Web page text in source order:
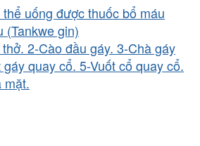
uống được thuốc bổ máu
gin)
2-Cào đầu gáy. 3-Chà gáy
quay cổ. 5-Vuốt cổ quay cổ.
mặt.